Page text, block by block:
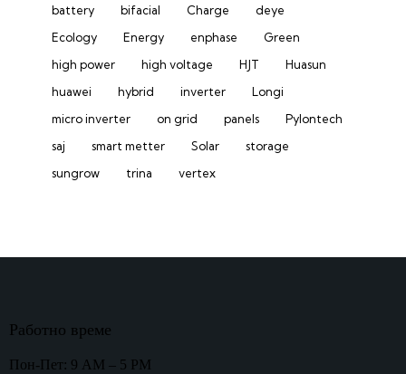
battery bifacial Charge
deye
Ecology
Energy enphase
Green
high power
high voltage HJT
Huasun
huawei
hybrid inverter
Longi
micro inverter
on grid panels
Pylontech
saj
smart metter Solar
storage
sungrow
trina vertex
Работно време
Пон-Пет: 9 AM – 5 PM